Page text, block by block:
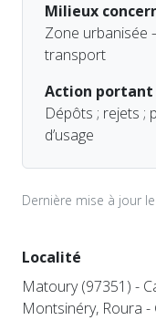
Milieux
Zone urbanisée
transport
Action
Dépôts ; rejets ;
d’usage
Dernière mise à jour
Localité
Matoury (97351) -
Montsinéry, Roura -